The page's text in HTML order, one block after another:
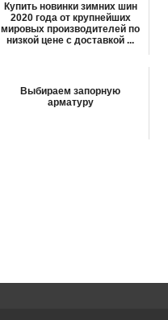
Купить новинки зимних шин
2020 года от крупнейших
мировых производителей по
низкой цене с доставкой ...
Выбираем запорную
арматуру